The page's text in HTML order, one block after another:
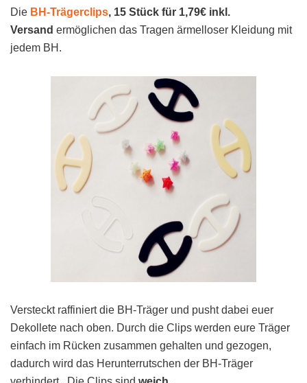
Die BH-Trägerclips, 15 Stück für 1,79€ inkl.
Versand ermöglichen das Tragen ärmelloser Kleidung mit
jedem BH.
Versteckt raffiniert die BH-Träger und pusht dabei euer
Dekollete nach oben. Durch die Clips werden eure Träger
einfach im Rücken zusammen gehalten und gezogen,
dadurch wird das Herunterrutschen der BH-Träger